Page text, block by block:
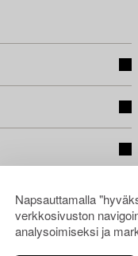
Napsauttamalla
verkkosivuston
analysoimiseksi ja